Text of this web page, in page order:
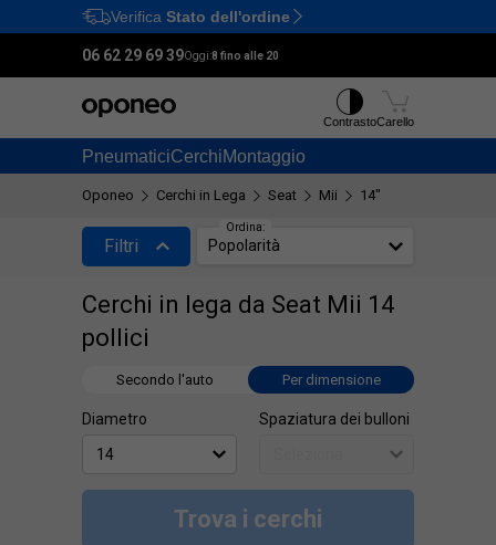
Ctrl M
Verifica Stato dell'ordine
06 62 29 69 39Oggi:8 fino alle 20
PneumaticiCerchiMontaggio
ContrastoCarello
Oponeo Cerchi in Lega Seat Mii 14"
Filtri
Cerchi in lega da Seat Mii 14
pollici
Secondo l'auto Per dimensione
Diametro Spaziatura dei bulloni
Trova i cerchi
Ordina:
Popolarità